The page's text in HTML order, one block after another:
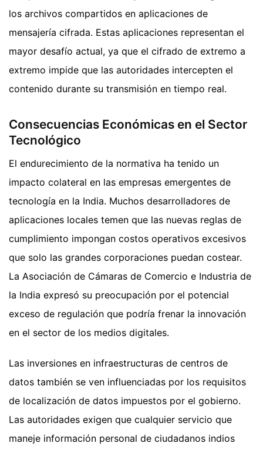
los archivos compartidos en aplicaciones de
mensajería cifrada. Estas aplicaciones representan el
mayor desafío actual, ya que el cifrado de extremo a
extremo impide que las autoridades intercepten el
contenido durante su transmisión en tiempo real.
Consecuencias Económicas en el Sector
Tecnológico
El endurecimiento de la normativa ha tenido un
impacto colateral en las empresas emergentes de
tecnología en la India. Muchos desarrolladores de
aplicaciones locales temen que las nuevas reglas de
cumplimiento impongan costos operativos excesivos
que solo las grandes corporaciones puedan costear.
La Asociación de Cámaras de Comercio e Industria de
la India expresó su preocupación por el potencial
exceso de regulación que podría frenar la innovación
en el sector de los medios digitales.
Las inversiones en infraestructuras de centros de
datos también se ven influenciadas por los requisitos
de localización de datos impuestos por el gobierno.
Las autoridades exigen que cualquier servicio que
maneje información personal de ciudadanos indios